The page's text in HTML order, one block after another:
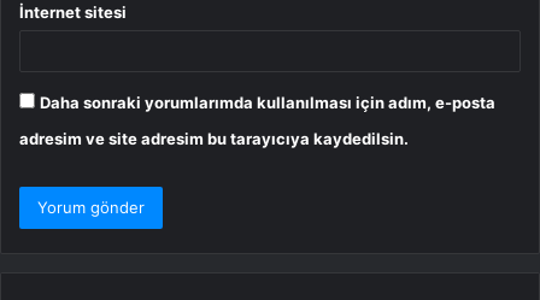
İnternet sitesi
Daha sonraki yorumlarımda kullanılması için adım, e-posta
adresim ve site adresim bu tarayıcıya kaydedilsin.